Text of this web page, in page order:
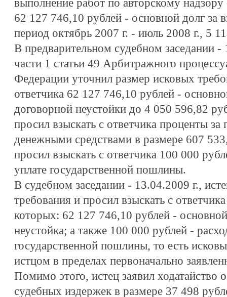
выполнение работ по авторскому
62 127 746,10 рублей - основной долг за
период октябрь 2007 г. - июль 2008 г., 5
В предварительном судебном заседании -
части 1 статьи 49 Арбитражного
Федерации уточнил размер исковых
ответчика 62 127 746,10 рублей -
договорной неустойки до 4 050 596,82
просил взыскать с ответчика проценты
денежными средствами в размере 607
просил взыскать с ответчика 100 000
уплате государственной пошлины.
В судебном заседании - 13.04.2009 г.,
требования и просил взыскать с
которых: 62 127 746,10 рублей -
неустойка; а также 100 000 рублей -
государственной пошлины, то есть
истцом в пределах первоначально
Помимо этого, истец заявил ходатайство
судебных издержек в размере 37 498